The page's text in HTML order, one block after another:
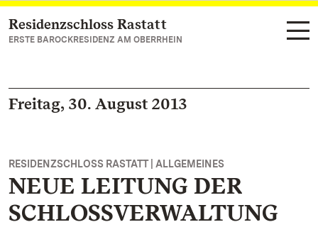
Zum Hauptinhalt springen
Residenzschloss Rastatt
ERSTE BAROCKRESIDENZ AM OBERRHEIN
Freitag, 30. August 2013
RESIDENZSCHLOSS RASTATT | ALLGEMEINES
NEUE LEITUNG DER
SCHLOSSVERWALTUNG